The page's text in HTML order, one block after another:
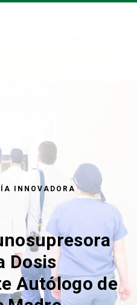
INNOVADORA
Dosis
Autólogo de